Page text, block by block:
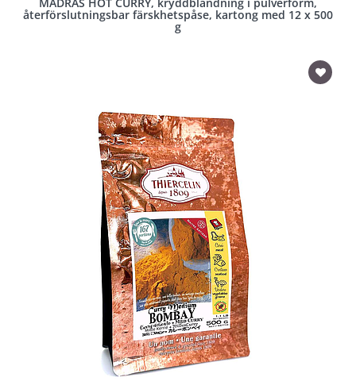
återförslutningsbar färskhetspåse, kartong med 12 x 500
g